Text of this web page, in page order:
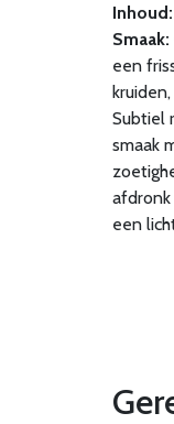
Inhoud:
Smaak:
een
Subtiel
smaak
afdronk
een